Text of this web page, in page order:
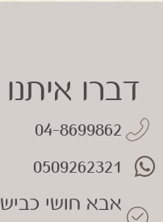
דברו איתנו
04-8699862
0509262321
אבא חושי כביש